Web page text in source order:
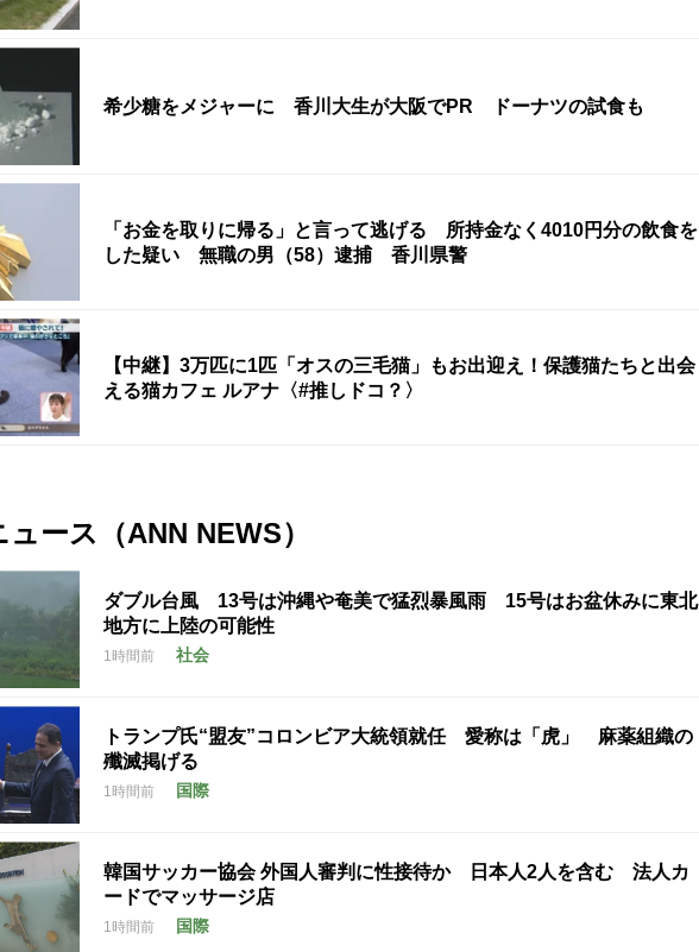
希少糖をメジャーに 香川大生が大阪でPR ドーナツの試食も
「お金を取りに帰る」と言って逃げる 所持金なく4010円分の飲食を
した疑い 無職の男（58）逮捕 香川県警
【中継】3万匹に1匹「オスの三毛猫」もお出迎え！保護猫たちと出会
える猫カフェ ルアナ〈#推しドコ？〉
ース（ANN NEWS）
ダブル台風 13号は沖縄や奄美で猛烈暴風雨 15号はお盆休みに東北
地方に上陸の可能性
1時間前 社会
トランプ氏“盟友”コロンビア大統領就任 愛称は「虎」 麻薬組織の
殲滅掲げる
1時間前 国際
韓国サッカー協会 外国人審判に性接待か 日本人2人を含む 法人カ
ードでマッサージ店
1時間前 国際